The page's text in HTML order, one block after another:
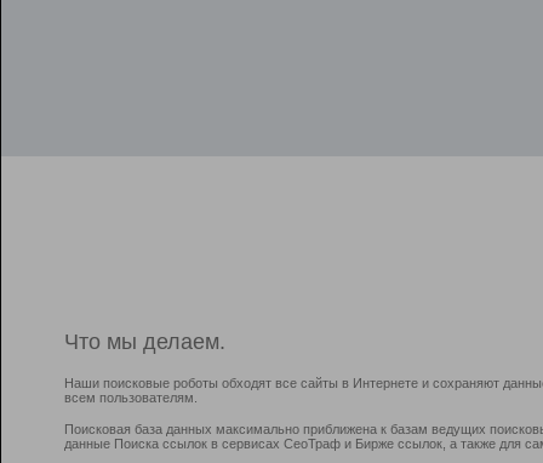
Что мы делаем.
Наши поисковые роботы обходят все сайты в Интернете и сохраняют
всем пользователям.
Поисковая база данных максимально приближена к базам ведущих
данные Поиска ссылок в сервисах СеоТраф и Бирже ссылок, а также для